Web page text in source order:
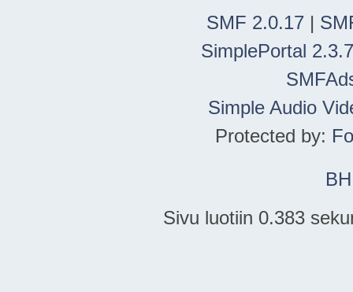
SMF 2.0.17 |
SimplePortal
Simple Audio
Protected by:
Sivu luotiin 0.383